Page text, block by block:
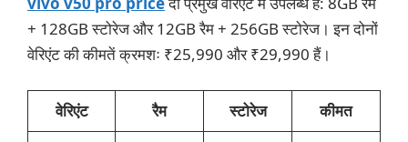
+ 128GB स्टोरेज और 12GB रैम + 256GB स्टोरेज। इन दोनों
वेरिएंट की कीमतें क्रमशः ₹25,990 और ₹29,990 हैं।
वेरिएंट रैम स्टोरेज
कीमत